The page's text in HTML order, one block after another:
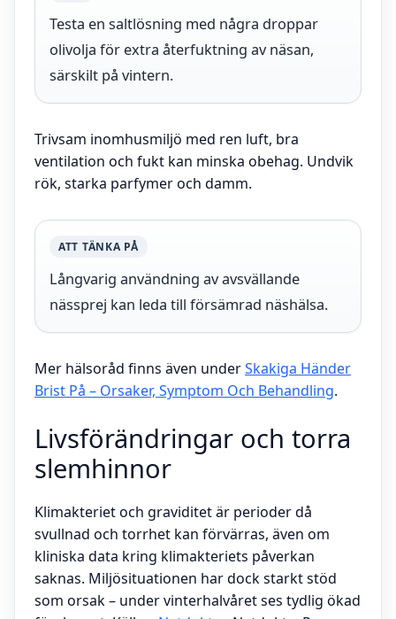
Testa en saltlösning med några droppar
olivolja för extra återfuktning av näsan,
särskilt på vintern.
Trivsam inomhusmiljö med ren luft, bra
ventilation och fukt kan minska obehag. Undvik
rök, starka parfymer och damm.
ATT TÄNKA PÅ
Långvarig användning av avsvällande
nässprej kan leda till försämrad näshälsa.
Mer hälsoråd finns även underSkakiga Händer
Brist På – Orsaker, Symptom Och Behandling.
Livsförändringar och torra
slemhinnor
Klimakteriet och graviditet är perioder då
svullnad och torrhet kan förvärras, även om
kliniska data kring klimakteriets påverkan
saknas. Miljösituationen har dock starkt stöd
som orsak – under vinterhalvåret ses tydlig ökad